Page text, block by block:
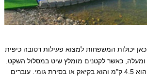
כאן יכולות המשפחות למצוא פעילות רטובה כיפית
במיוחד עם ילדים בני 5 ומעלה, כאשר לקטנים מומלץ שיט במסלול השקט.
אורכו של המסלול בקיץ הוא 4.5 ק"מ והוא בקיאק או בסירת גומי. עוברים